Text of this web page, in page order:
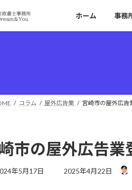
ホーム 事務
コラム 屋外広告業 宮崎市の屋外広告
市の屋外広告業
年5月17日
最
2025年4月22日